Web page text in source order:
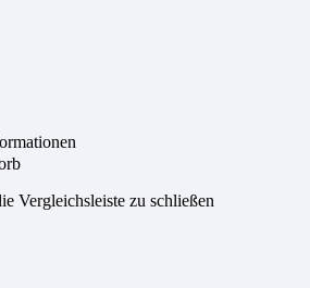
Vergleichsleiste zu schließen